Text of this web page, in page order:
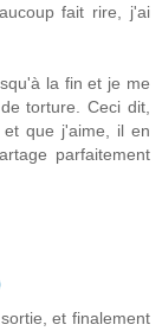
fait rire, j'ai
la fin et je me
torture. Ceci dit,
que j'aime, il en
parfaitement
et finalement